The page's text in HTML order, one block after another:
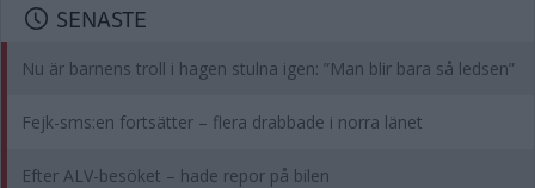
SENASTE
Nu är barnens troll i hagen stulna igen: ”Man blir bara så ledsen”
Fejk-sms:en fortsätter – flera drabbade i norra länet
Efter ALV-besöket – hade repor på bilen